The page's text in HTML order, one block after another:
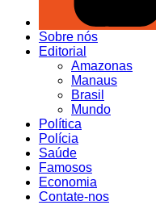
Sobre nós
Editorial
Amazonas
Manaus
Brasil
Mundo
Política
Polícia
Saúde
Famosos
Economia
Contate-nos